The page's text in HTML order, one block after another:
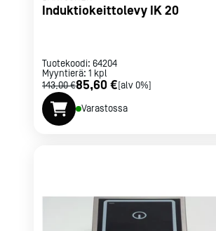
Induktiokeittolevy IK 20
Tuotekoodi: 64204
Myyntierä: 1 kpl
143,00 €85,60 €[alv 0%]
Varastossa